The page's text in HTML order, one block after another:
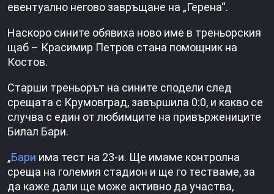
евентуално негово завръщане на „Герена“.
Наскоро сините обявиха ново име в треньорския
щаб – Красимир Петров стана помощник на
Костов.
Старши треньорът на сините сподели след
срещата с Крумовград, завършила 0:0, и какво се
случва с един от любимците на привържениците
Билал Бари.
„Бари има тест на 23-и. Ще имаме контролна
среща на големия стадион и ще го тестваме, за
да каже дали ще може активно да участва,